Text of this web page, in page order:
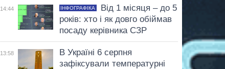
14:44 ІНФОГРАФІКА
Від 1 місяця – до 5
років: хто і як довго обіймав
посаду керівника СЗР
13:58
В Україні 6 серпня
зафіксували температурні